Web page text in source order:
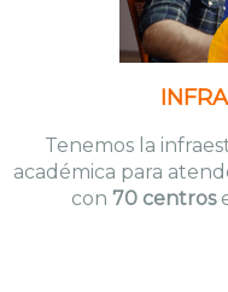
Tenemos la
académica para
con 70 centros